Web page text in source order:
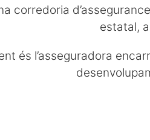
corredoria
estatal,
és l’asseguradora